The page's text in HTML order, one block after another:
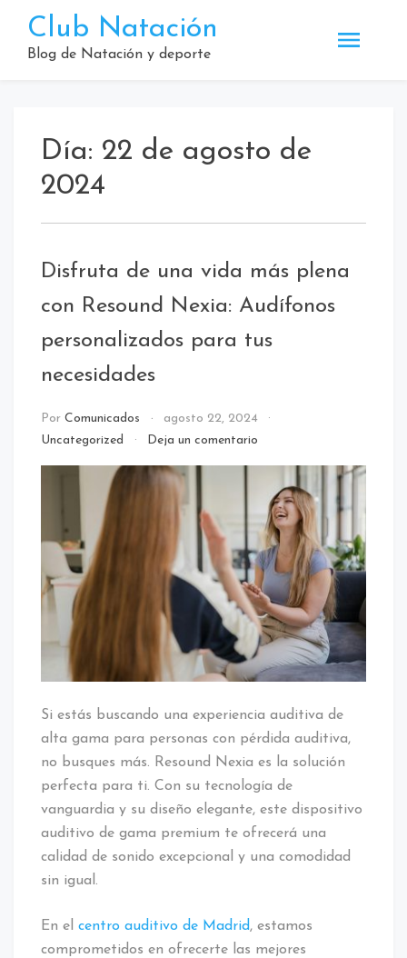
contenido
Club Natación
Blog de Natación y deporte
Día: 22 de agosto de
2024
Disfruta de una vida más plena
con Resound Nexia: Audífonos
personalizados para tus
necesidades
Por Comunicados
agosto 22, 2024
Uncategorized
Deja un comentarioen
una
vida
más
plena
con
Resound
Nexia:
Audífonos
personalizados
para
tus
necesidades
Si estás buscando una experiencia auditiva de
alta gama para personas con pérdida auditiva,
no busques más. Resound Nexia es la solución
perfecta para ti. Con su tecnología de
vanguardia y su diseño elegante, este dispositivo
auditivo de gama premium te ofrecerá una
calidad de sonido excepcional y una comodidad
sin igual.
En el centro auditivo de Madrid, estamos
comprometidos en ofrecerte las mejores